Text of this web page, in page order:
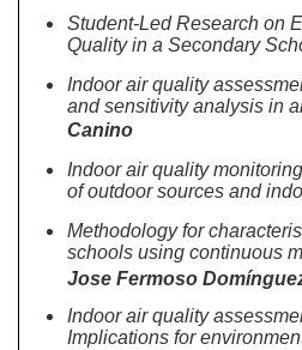
Student-Led Research on
Quality in a Secondary
Indoor air quality
and sensitivity analysis in
Canino
Indoor air quality
of outdoor sources and
Methodology for
schools using continuous
Jose Fermoso
Indoor air quality
Implications for